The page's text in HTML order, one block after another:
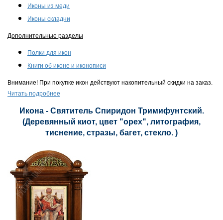
Иконы из меди
Иконы складни
Дополнительные разделы
Полки для икон
Книги об иконе и иконописи
Внимание! При покупке икон действуют накопительный скидки на заказ.
Читать подробнее
Икона - Святитель Спиридон Тримифунтский.
(Деревянный киот, цвет "орех", литография,
тиснение, стразы, багет, стекло. )